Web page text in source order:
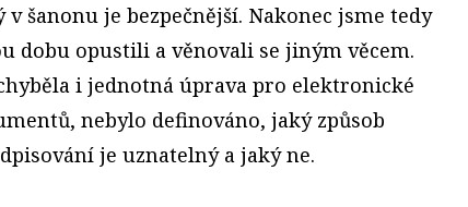
šanonu je bezpečnější. Nakonec jsme tedy
dobu opustili a věnovali se jiným věcem.
i jednotná úprava pro elektronické
nebylo definováno, jaký způsob
je uznatelný a jaký ne.